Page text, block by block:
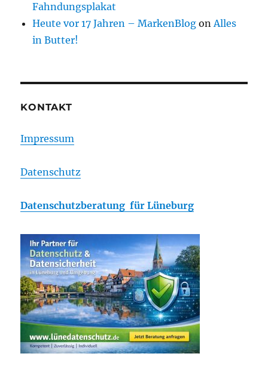
Fahndungsplakat
Heute vor 17 Jahren – MarkenBlog onAlles
in Butter!
KONTAKT
Impressum
Datenschutz
Datenschutzberatung für Lüneburg